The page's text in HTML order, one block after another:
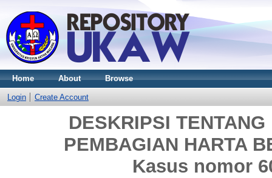
Home About Browse
Login Create Account
DESKRIPSI
PEMBAGIAN HARTA
Kasus nomor